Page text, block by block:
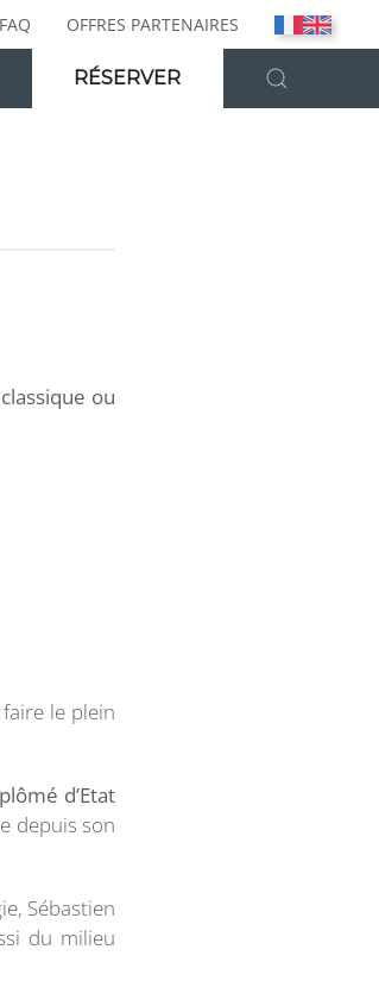
FAQ OFFRES PARTENAIRES
RÉSERVER
ou
le plein
d’Etat
depuis son
Sébastien
du milieu